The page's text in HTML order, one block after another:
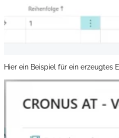
Hier ein Beispiel für ein erzeugtes